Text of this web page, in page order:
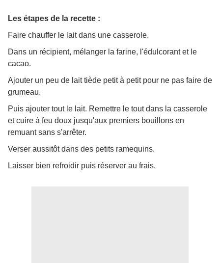
Les étapes de la recette :
Faire chauffer le lait dans une casserole.
Dans un récipient, mélanger la farine, l'édulcorant et le
cacao.
Ajouter un peu de lait tiède petit à petit pour ne pas faire de
grumeau.
Puis ajouter tout le lait. Remettre le tout dans la casserole
et cuire à feu doux jusqu'aux premiers bouillons en
remuant sans s'arrêter.
Verser aussitôt dans des petits ramequins.
Laisser bien refroidir puis réserver au frais.